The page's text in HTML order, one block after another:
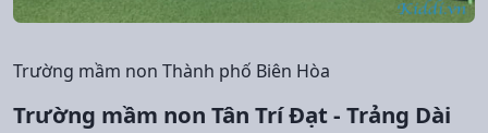
Trường mầm non Thành phố Biên Hòa
Trường mầm non Tân Trí Đạt - Trảng Dài